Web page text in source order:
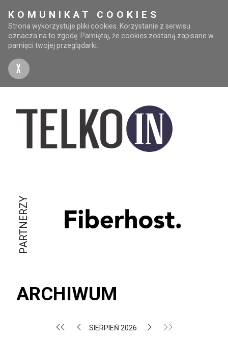
KOMUNIKAT COOKIES
Strona wykorzystuje pliki cookies. Korzystanie z serwisu
oznacza na to zgodę. Pamiętaj, że cookies zostaną zapisane w
pamięci twojej przeglądarki.
X
PARTNERZY
ARCHIWUM
SIERPIEŃ 2026